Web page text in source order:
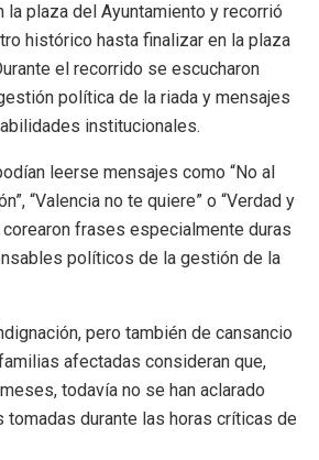
la plaza del Ayuntamiento y recorrió
histórico hasta finalizar en la plaza
el recorrido se escucharon
política de la riada y mensajes
institucionales.
leerse mensajes como “No al
“Valencia no te quiere” o “Verdad y
corearon frases especialmente duras
políticos de la gestión de la
pero también de cansancio
afectadas consideran que,
todavía no se han aclarado
durante las horas críticas de